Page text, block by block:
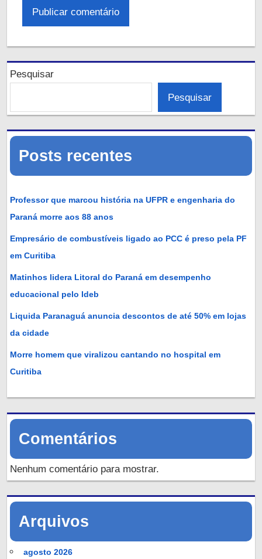
Pesquisar
Pesquisar
Posts recentes
Professor que marcou história na UFPR e engenharia do
Paraná morre aos 88 anos
Empresário de combustíveis ligado ao PCC é preso pela PF
em Curitiba
Matinhos lidera Litoral do Paraná em desempenho
educacional pelo Ideb
Liquida Paranaguá anuncia descontos de até 50% em lojas
da cidade
Morre homem que viralizou cantando no hospital em
Curitiba
Comentários
Nenhum comentário para mostrar.
Arquivos
agosto 2026